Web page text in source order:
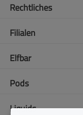
Rechtliches
Filialen
Elfbar
Pods
Liquids